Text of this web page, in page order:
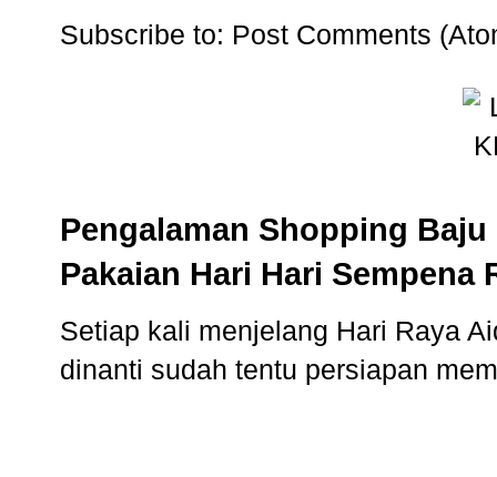
Subscribe to: Post Comments
Pengalaman Shopping
Pakaian Hari Hari Sempena
Setiap kali menjelang Hari Raya
dinanti sudah tentu persiapan